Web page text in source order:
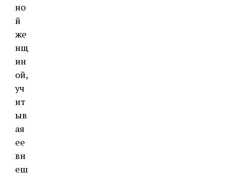
но
й
же
нщ
ин
ой,
уч
ит
ыв
ая
ее
вн
еш